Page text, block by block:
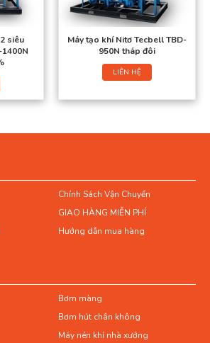
siêu
Máy tạo khí Nitơ Tecbell TBD-
950N tháp đôi
LIÊN HỆ
Chính Sách Vận Chuyển
GIAO HÀNG MIỄN PHÍ
Hướng dẫn mua hàng
Bơm màng
Bơm hút chân không
Máy nén khí nhà xưởng